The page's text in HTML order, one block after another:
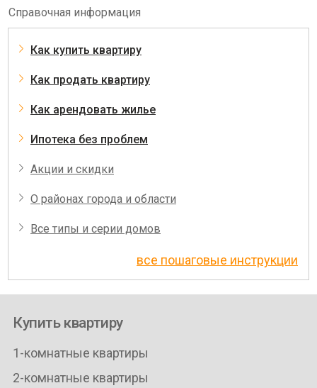
Справочная информация
Как купить квартиру
Как продать квартиру
Как арендовать жилье
Ипотека без проблем
Акции и скидки
О районах города и области
Все типы и серии домов
все пошаговые инструкции
Купить квартиру
1-комнатные квартиры
2-комнатные квартиры